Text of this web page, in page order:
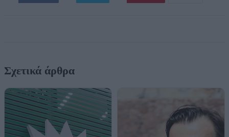
Σχετικά άρθρα